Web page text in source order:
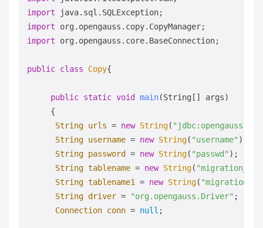
import
import
import org.opengauss.core.BaseConnection;
public class Copy{
public static void main(String[] args)
     {
String urls = new String( "jdbc:opengauss://
String username = new String( "username"
String password = new String( "passwd"
String tablename = new String(
String tablename1 = new String(
String driver = "org.opengauss.Driver" ;
Connection conn = null ;